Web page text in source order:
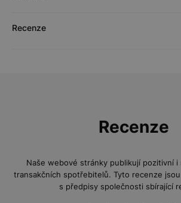
Recenze
Recenze
Naše webové stránky publikují pozitivní i
transakčních spotřebitelů. Tyto recenze
s předpisy společnosti sbírající